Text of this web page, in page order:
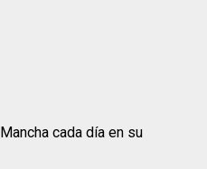
cada día en su